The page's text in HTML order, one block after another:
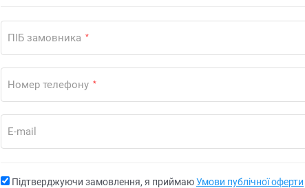
ПІБ замовника *
Номер телефону *
E-mail
Підтверджуючи замовлення, я приймаюУмови публічної оферти